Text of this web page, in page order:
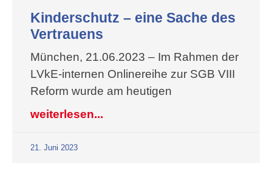
Kinderschutz – eine Sache des
Vertrauens
München, 21.06.2023 – Im Rahmen der
LVkE-internen Onlinereihe zur SGB VIII
Reform wurde am heutigen
weiterlesen...
21. Juni 2023